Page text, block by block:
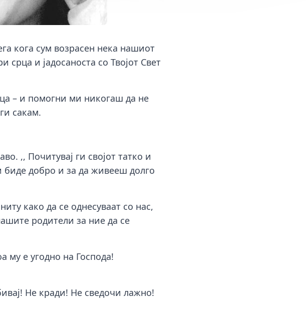
кога сум возрасен нека нашиот
и јадосаноста со Твојот Свет
– и помогни ми никогаш да не
сакам.
,, Почитувај ги својот татко и
биде добро и за да живееш долго
како да се однесуваат со нас,
родители за ние да се
му е угодно на Господа!
Не кради! Не сведочи лажно!